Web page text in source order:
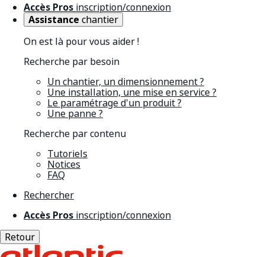
Accès Pros inscription/connexion
Assistance chantier
On est là pour vous aider !
Recherche par besoin
Un chantier, un dimensionnement ?
Une installation, une mise en service ?
Le paramétrage d'un produit ?
Une panne ?
Recherche par contenu
Tutoriels
Notices
FAQ
Rechercher
Accès Pros inscription/connexion
Retour